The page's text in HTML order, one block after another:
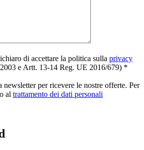
di accettare la politica sulla privacy
e Artt. 13-14 Reg. UE 2016/679) *
per ricevere le nostre offerte. Per
al trattamento dei dati personali